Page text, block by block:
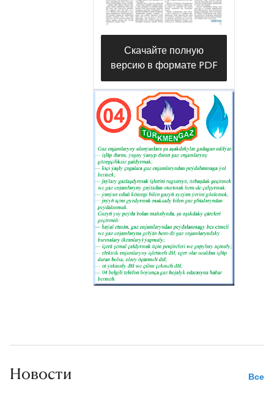
Скачайте полную
версию в формате PDF
Новости Все